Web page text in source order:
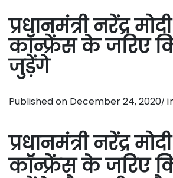
प्रधानमंत्री नरेंद्र
कॉन्फ्रेंस के जरिए
जुड़ेंगे
Published on December 24, 2020
प्रधानमंत्री नरेंद्र
कॉन्फ्रेंस के जरिए